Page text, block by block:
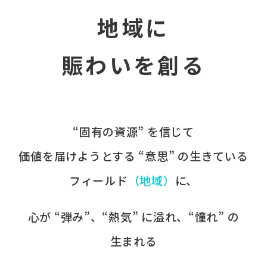
地域に
賑わいを創る
“固有の​資源” を​信じて
価値を​届けようとする​ “意思” の​生きている
フィールド ​（地域） に、​
心が​ “弾み”、​“熱気” に​溢れ、​“憧れ” の​
生まれる